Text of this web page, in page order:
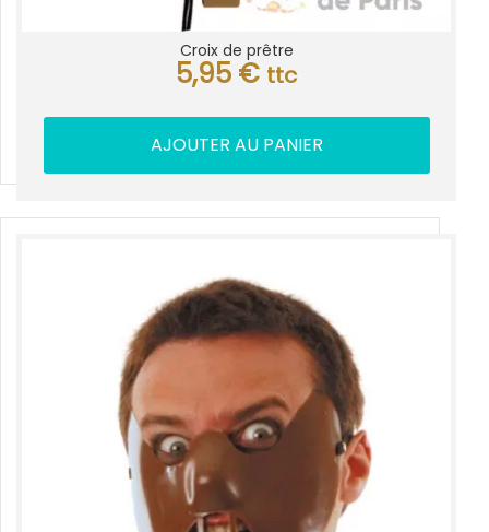
Croix de prêtre
5,95 € ttc
AJOUTER AU PANIER